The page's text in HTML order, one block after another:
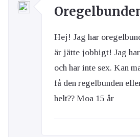
Hej! Jag har
är jätte jobbigt! Jag
och har inte sex. Kan
få den regelbunden
helt?? Moa 15 år